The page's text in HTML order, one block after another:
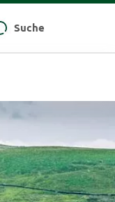
Suche